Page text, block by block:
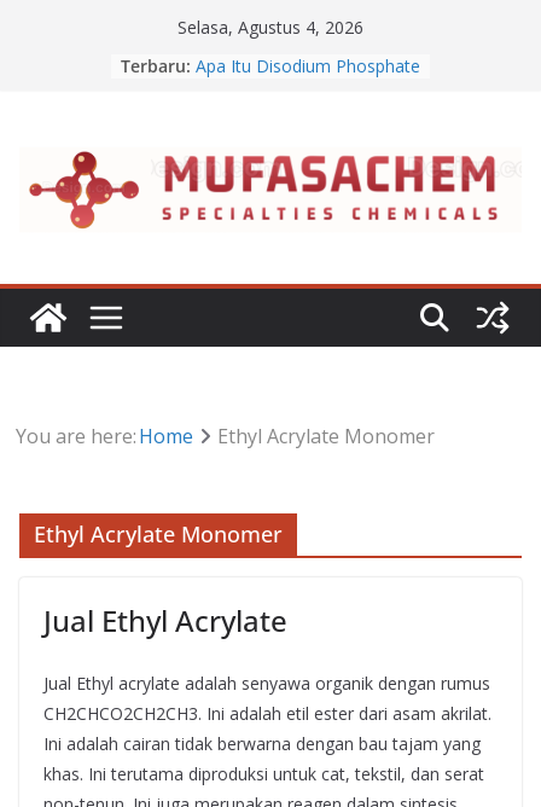
Selasa, Agustus 4, 2026
Terbaru: Apa Itu Disodium Phosphate
Jual Benzalkonium Chloride
You are here:Home Ethyl Acrylate Monomer
Ethyl Acrylate Monomer
Jual Ethyl Acrylate
Jual Ethyl acrylate adalah senyawa organik dengan rumus
CH2CHCO2CH2CH3. Ini adalah etil ester dari asam akrilat.
Ini adalah cairan tidak berwarna dengan bau tajam yang
khas. Ini terutama diproduksi untuk cat, tekstil, dan serat